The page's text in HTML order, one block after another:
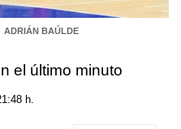
ADRIÁN BAÚLDE
el último minuto
h.